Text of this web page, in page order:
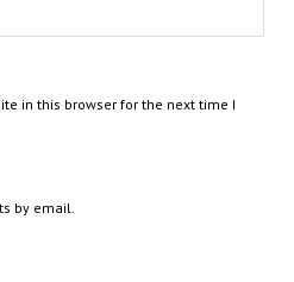
in this browser for the next time I
by email.